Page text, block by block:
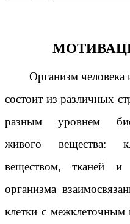
Организм человека
состоит из различных
разным уровнем
живого вещества:
веществом, тканей и
организма
клетки с межклеточным